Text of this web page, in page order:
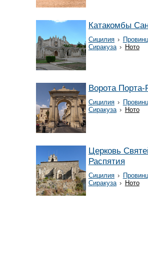
Катакомбы
Сицилия ›
Сиракуза › Ното
Ворота Порта-
Сицилия ›
Сиракуза › Ното
Церковь
Распятия
Сицилия ›
Сиракуза › Ното